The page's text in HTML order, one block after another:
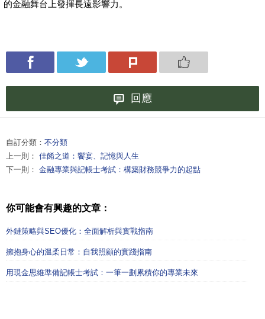
的金融舞台上發揮長遠影響力。
回應
自訂分類： 不分類
上一則： 佳餚之道：饗宴、記憶與人生
下一則： 金融專業與記帳士考試：構築財務競爭力的起點
你可能會有興趣的文章：
外鏈策略與SEO優化：全面解析與實戰指南
擁抱身心的溫柔日常：自我照顧的實踐指南
用現金思維準備記帳士考試：一筆一劃累積你的專業未來